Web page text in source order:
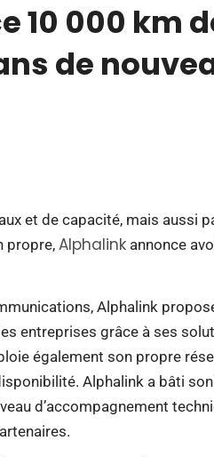
10 000 km
de
et de capacité, mais aussi
propre, Alphalinkannonce
Alphalink
entreprises grâce à ses
également son propre
Alphalink a bâti
d’accompagnement